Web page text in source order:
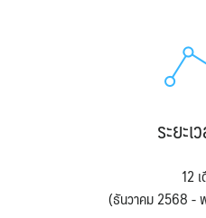
โครงการแลกเปลี่ยนนักศึก
ระยะเ
12
(ธันวาคม 2568 -